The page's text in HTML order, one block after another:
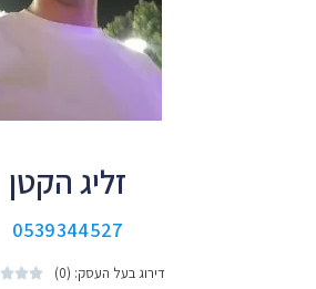
זליג הקטן
0539344527
דירוג בעל העסק: (0) 

